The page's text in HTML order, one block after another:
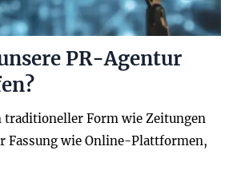
PR-Agentur
traditioneller Form wie Zeitungen
Fassung wie Online-Plattformen,